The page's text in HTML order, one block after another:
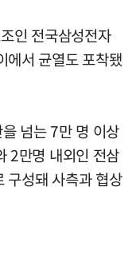
인 전국삼성전자
에서 균열도 포착됐
넘는 7만 명 이상
2만명 내외인 전삼
구성돼 사측과 협상